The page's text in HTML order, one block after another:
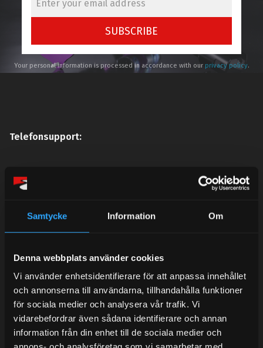
Samtycke Information Om
Denna webbplats använder cookies
Vi använder enhetsidentifierare för att anpassa innehållet
och annonserna till användarna, tillhandahålla funktioner
för sociala medier och analysera vår trafik. Vi
vidarebefordrar även sådana identifierare och annan
information från din enhet till de sociala medier och
SUBSCRIBE
Your personal information is processed in accordance with our privacy policy.
Telefonsupport:
Mån-Tors: 10:30-15:00
Tel: 031- 51 66 60
BLOG